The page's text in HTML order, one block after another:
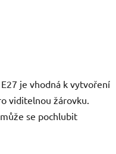
je vhodná k vytvoření
viditelnou žárovku.
se pochlubit